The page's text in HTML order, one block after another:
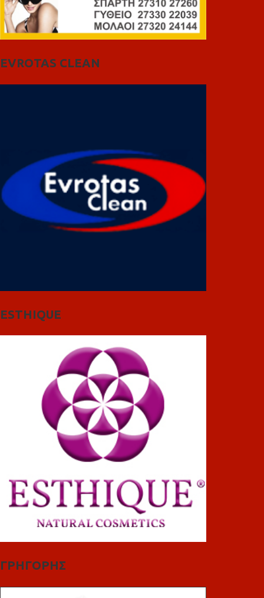
EVROTAS CLEAN
ESTHIQUE
ΓΡΗΓΟΡΗΣ